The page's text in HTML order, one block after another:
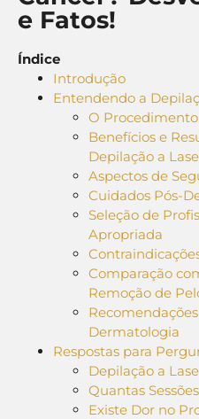
e Fatos!
Índice
Introdução
Entendendo a
O
Benefícios e
Depilação a
Aspectos de
Cuidados Pós-
Seleção de
Apropriada
Comparação
Remoção de
Dermatologia
Respostas para
Depilação a
Quantas
Existe Dor no